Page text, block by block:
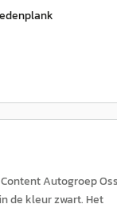
Autogroep
de kleur zwart. Het